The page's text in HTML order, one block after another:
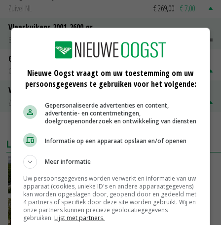
Zuivel NL
€ 269,00 € 7,00
Vleeskuikens 2001-2600 gr
Barneveld
€ 1,09
Gerst
Groningen
€ 197,00 € 2,00
Volle melkpoeder
Zuivel NL
€ 345,00
MEER MARKTPRIJZEN
LAATSTE NIEUWS
‘Iedere keer wil je het beter doen’
VANDAAG, 10:03
Hoeve Schaffersberg: basis voor vindingrijke
verbreders
Nieuwe Oogst vraagt om uw toestemming om uw
persoonsgegevens te gebruiken voor het volgende:
Gepersonaliseerde advertenties en content,
advertentie- en contentmetingen,
doelgroepenonderzoek en ontwikkeling van diensten
Informatie op een apparaat opslaan en/of openen
Meer informatie
Uw persoonsgegevens worden verwerkt en informatie van uw
apparaat (cookies, unieke ID's en andere apparaatgegevens)
kan worden opgeslagen door, geopend door en gedeeld met
4 partners of specifiek door deze site worden gebruikt. Wij en
onze partners kunnen precieze geolocatiegegevens
gebruiken. Lijst met partners.